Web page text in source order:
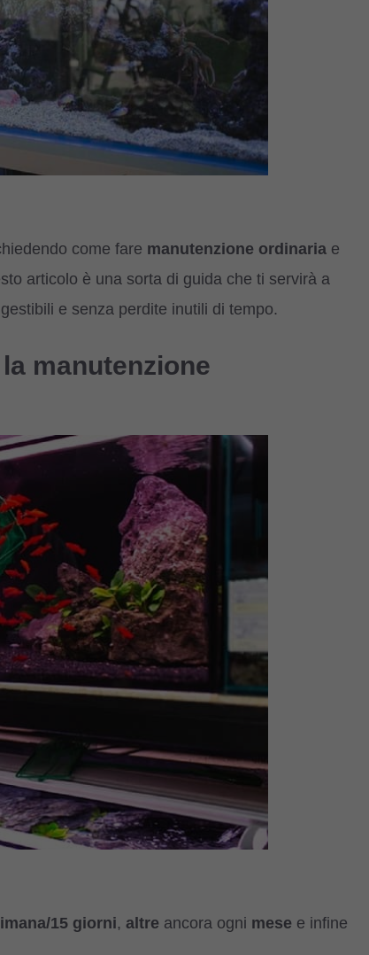
come fare manutenzione ordinaria e
articolo è una sorta di guida che ti servirà a
e senza perdite inutili di tempo.
manutenzione
15 giorni, altre ancora ogni mese e infine